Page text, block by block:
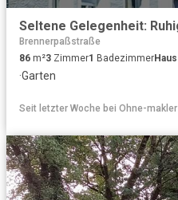
Brennerpaßstraße
86 m²3 Zimmer1 BadezimmerHaus
·Garten
Seit letzter Woche bei Ohne-makler